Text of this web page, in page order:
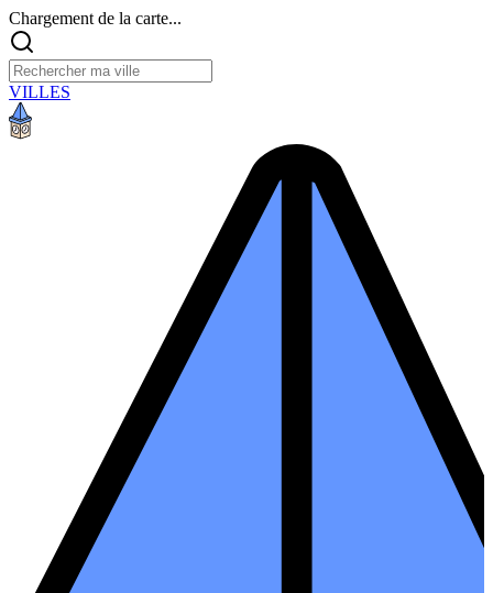
Chargement de la carte...
VILLES